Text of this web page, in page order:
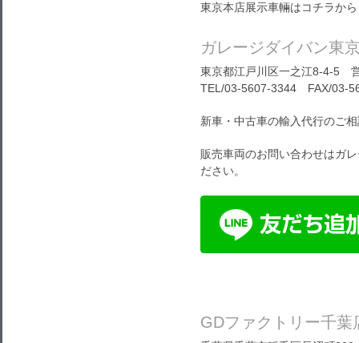
東京本店展示車輛はコチラか
ガレージダイバン東
東京都江戸川区一之江8-4-5
TEL/03-5607-3344 FAX/03-
新車・中古車の輸入代行のご
販売車両のお問い合わせはガ
ださい。
GDファクトリー千葉